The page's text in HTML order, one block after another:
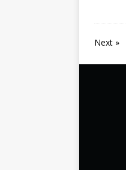
Next »